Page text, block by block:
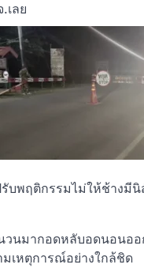
เลย
บพฤติกรรมไม่ให้ช้าง
นมากอดหลับอดนอนอ
มเหตุการณ์อย่างใกล้ชิด